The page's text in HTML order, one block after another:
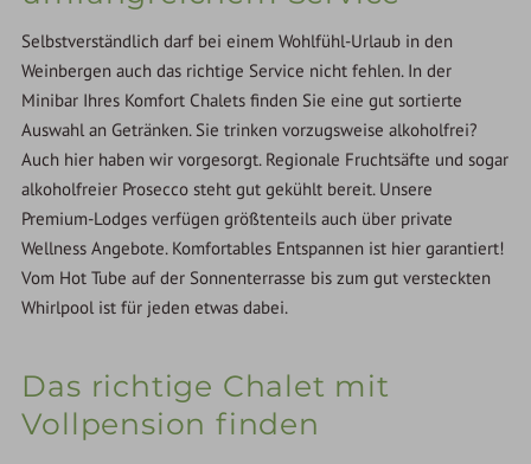
Selbstverständlich darf bei einem Wohlfühl-Urlaub in den
Weinbergen auch das richtige Service nicht fehlen. In der
Minibar Ihres Komfort Chalets finden Sie eine gut sortierte
Auswahl an Getränken. Sie trinken vorzugsweise alkoholfrei?
Auch hier haben wir vorgesorgt. Regionale Fruchtsäfte und sogar
alkoholfreier Prosecco steht gut gekühlt bereit. Unsere
Premium-Lodges verfügen größtenteils auch über private
Wellness Angebote. Komfortables Entspannen ist hier garantiert!
Vom Hot Tube auf der Sonnenterrasse bis zum gut versteckten
Whirlpool ist für jeden etwas dabei.
Das richtige Chalet mit
Vollpension finden